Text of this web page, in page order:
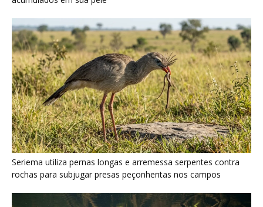
Poraquê sincroniza descargas elétricas em grupo para
amplificar campo elétrico e atordoar cardumes de peixes
maiores na Amazônia